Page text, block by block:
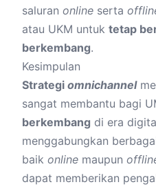
saluran online serta
atau UKM untuk tetap
berkembang.
Kesimpulan
Strategi omnichannel
sangat membantu bagi
berkembang di era
menggabungkan
baik online maupun
dapat memberikan